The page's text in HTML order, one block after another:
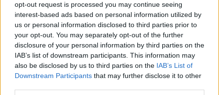
opt-out request is processed you may continue seeing
interest-based ads based on personal information utilized by
us or personal information disclosed to third parties prior to
your opt-out. You may separately opt-out of the further
disclosure of your personal information by third parties on the
IAB’s list of downstream participants. This information may
also be disclosed by us to third parties on the IAB’s List of
Downstream Participants that may further disclose it to other
David Bowie nem törődik a felgyorsult világgal, ahol
az emberek maximum négyperces dalokat szeretnek
hallgatni, klipet nézni meg még addig sem. Ő kiadott
egy tízperces számot, és klipet is csinált hozzá. A
Blackstar, vagyis inkább ★ a címadója a január
nyolcadikán érkező nagylemeznek, és az előzetes
pletykákkal összhangban van benne elektronikus
zene, jazz, meg úgymond normál Bowie is.